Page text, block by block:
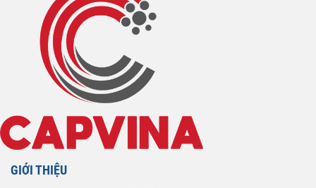
GIỚI THIỆU